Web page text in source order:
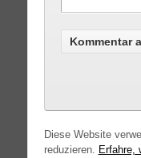
Diese Website
reduzieren. Erfahre,